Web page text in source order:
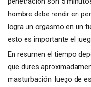
hombre debe rendir en
logra un orgasmo en un
esto es importante el
En resumen el tiempo
que dures
masturbación, luego de